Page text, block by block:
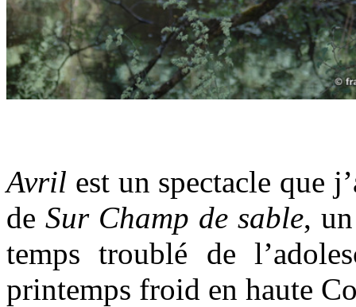
Avril est un spectacle que
deSur Champ de sable,
temps troublé de
printemps froid en haute